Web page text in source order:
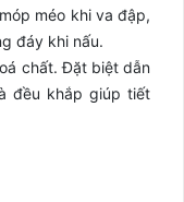
méo khi va đập,
đáy khi nấu.
chất. Đặt biệt dẫn
đều khắp giúp tiết